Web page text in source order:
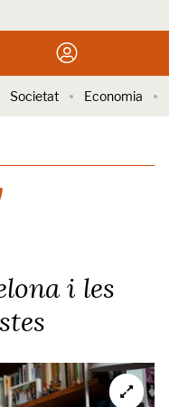
Societat Economia
i les